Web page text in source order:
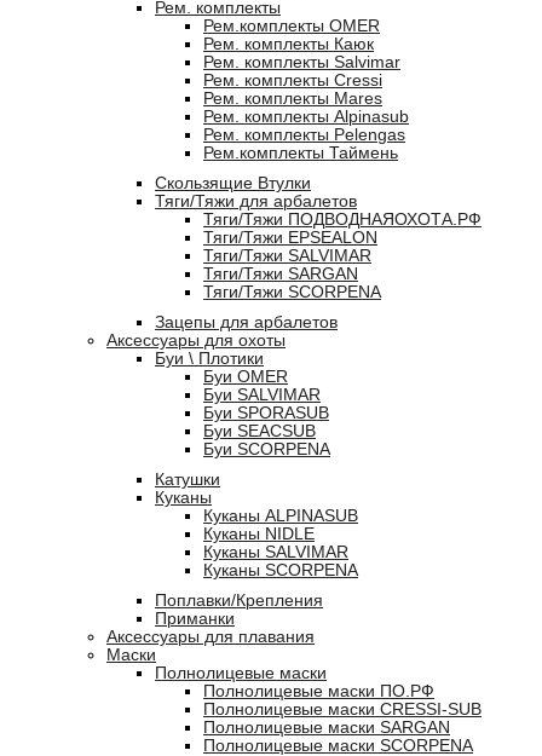
Рем. комплекты
Рем.комплекты OMER
Рем. комплекты Каюк
Рем. комплекты Salvimar
Рем. комплекты Cressi
Рем. комплекты Mares
Рем. комплекты Alpinasub
Рем. комплекты Pelengas
Рем.комплекты Таймень
Скользящие Втулки
Тяги/Тяжи для арбалетов
Тяги/Тяжи ПОДВОДНАЯОХОТА.РФ
Тяги/Тяжи EPSEALON
Тяги/Тяжи SALVIMAR
Тяги/Тяжи SARGAN
Тяги/Тяжи SCORPENA
Зацепы для арбалетов
Аксессуары для охоты
Буи \ Плотики
Буи OMER
Буи SALVIMAR
Буи SPORASUB
Буи SEACSUB
Буи SCORPENA
Катушки
Куканы
Куканы ALPINASUB
Куканы NIDLE
Куканы SALVIMAR
Куканы SCORPENA
Поплавки/Крепления
Приманки
Аксессуары для плавания
Маски
Полнолицевые маски
Полнолицевые маски ПО.РФ
Полнолицевые маски CRESSI-SUB
Полнолицевые маски SARGAN
Полнолицевые маски SCORPENA